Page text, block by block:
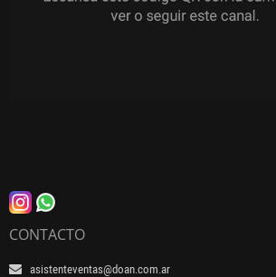
CONTACTO
asistenteventas@doan.com.ar